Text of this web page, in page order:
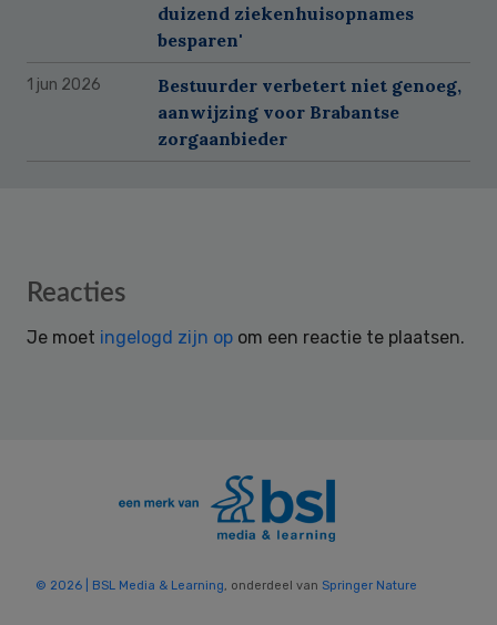
duizend ziekenhuisopnames
besparen'
1 jun 2026
Bestuurder verbetert niet genoeg,
aanwijzing voor Brabantse
zorgaanbieder
Reader
Reacties
Je moet ingelogd zijn op om een reactie te plaatsen.
© 2026 | BSL Media & Learning, onderdeel van Springer Nature